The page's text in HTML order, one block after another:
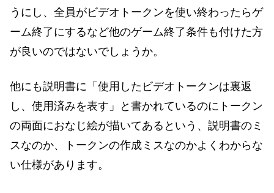
うにし、全員がビデオトークンを使い終わったらゲ
ーム終了にするなど他のゲーム終了条件も付けた方
が良いのではないでしょうか。
他にも説明書に「使用したビデオトークンは裏返
し、使用済みを表す」と書かれているのにトークン
の両面におなじ絵が描いてあるという、説明書のミ
スなのか、トークンの作成ミスなのかよくわからな
い仕様があります。